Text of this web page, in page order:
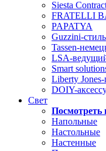
Siesta
FRATELLI
PAPATYA
Guzzini-
Tassen-
LSA-
Smart
Liberty
DOIY-
Свет
Посмотреть
Напольные
Настольные
Настенные